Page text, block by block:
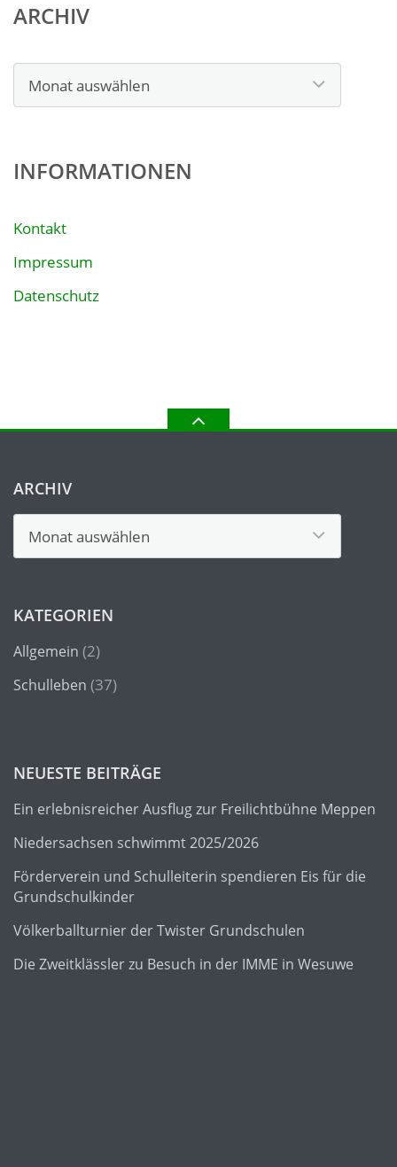
ARCHIV
INFORMATIONEN
Kontakt
Impressum
Datenschutz
ARCHIV
KATEGORIEN
Allgemein (2)
Schulleben (37)
NEUESTE BEITRÄGE
Ein erlebnisreicher Ausflug zur Freilichtbühne Meppen
Niedersachsen schwimmt 2025/2026
Förderverein und Schulleiterin spendieren Eis für die
Grundschulkinder
Völkerballturnier der Twister Grundschulen
Die Zweitklässler zu Besuch in der IMME in Wesuwe